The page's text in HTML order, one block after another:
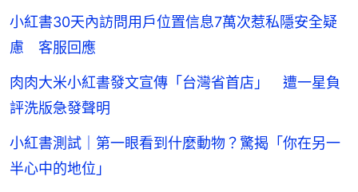
小紅書30天內訪問用戶位置信息7萬次惹私隱安全疑
慮 客服回應
肉肉大米小紅書發文宣傳「台灣省首店」 遭一星負
評洗版急發聲明
小紅書測試｜第一眼看到什麼動物？驚揭「你在另一
半心中的地位」